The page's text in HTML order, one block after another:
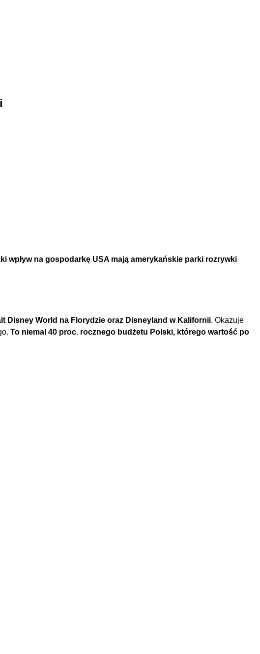
wpływ na gospodarkę USA mają amerykańskie parki rozrywki
Disney World na Florydzie oraz Disneyland w Kalifornii. Okazuje
To niemal 40 proc. rocznego budżetu Polski, którego wartość po